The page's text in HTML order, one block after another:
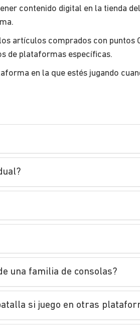
contenido digital en la tienda
artículos comprados con puntos
de plataformas específicas.
en la que estés jugando
una familia de consolas?
si juego en otras